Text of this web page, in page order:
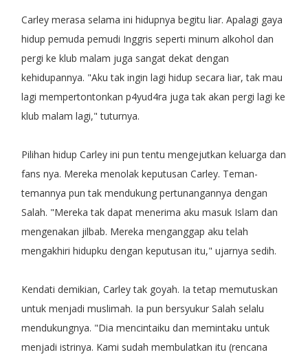
Carley merasa selama ini hidupnya begitu liar. Apalagi gaya
hidup pemuda pemudi Inggris seperti minum alkohol dan
pergi ke klub malam juga sangat dekat dengan
kehidupannya. "Aku tak ingin lagi hidup secara liar, tak mau
lagi mempertontonkan p4yud4ra juga tak akan pergi lagi ke
klub malam lagi," tuturnya.
Pilihan hidup Carley ini pun tentu mengejutkan keluarga dan
fans nya. Mereka menolak keputusan Carley. Teman-
temannya pun tak mendukung pertunangannya dengan
Salah. "Mereka tak dapat menerima aku masuk Islam dan
mengenakan jilbab. Mereka menganggap aku telah
mengakhiri hidupku dengan keputusan itu," ujarnya sedih.
Kendati demikian, Carley tak goyah. Ia tetap memutuskan
untuk menjadi muslimah. Ia pun bersyukur Salah selalu
mendukungnya. "Dia mencintaiku dan memintaku untuk
menjadi istrinya. Kami sudah membulatkan itu (rencana